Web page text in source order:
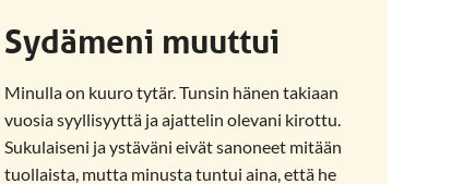
Sydämeni muuttui
Minulla on kuuro tytär. Tunsin hänen takiaan
vuosia syyllisyyttä ja ajattelin olevani kirottu.
Sukulaiseni ja ystäväni eivät sanoneet mitään
tuollaista, mutta minusta tuntui aina, että he